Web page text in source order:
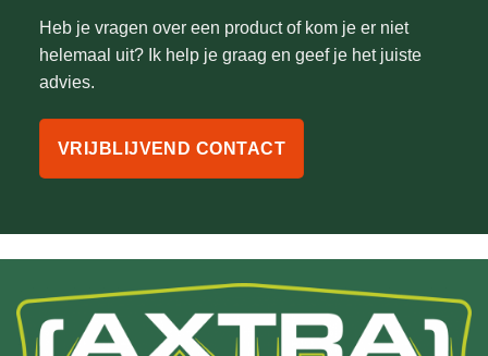
Heb je vragen over een product of kom je er niet
helemaal uit? Ik help je graag en geef je het juiste
advies.
VRIJBLIJVEND CONTACT